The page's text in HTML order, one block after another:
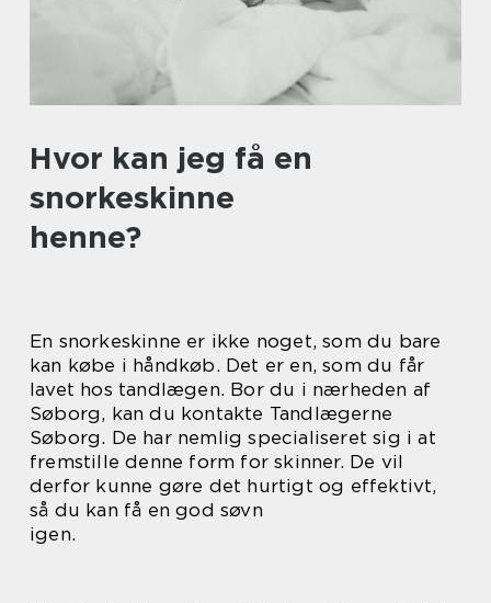
Hvor kan jeg få en
snorkeskinne
henne?
En snorkeskinne er ikke noget, som du bare
kan købe i håndkøb. Det er en, som du får
lavet hos tandlægen. Bor du i nærheden af
Søborg, kan du kontakte Tandlægerne
Søborg. De har nemlig specialiseret sig i at
fremstille denne form for skinner. De vil
derfor kunne gøre det hurtigt og effektivt,
så du kan få en god søvn
igen.